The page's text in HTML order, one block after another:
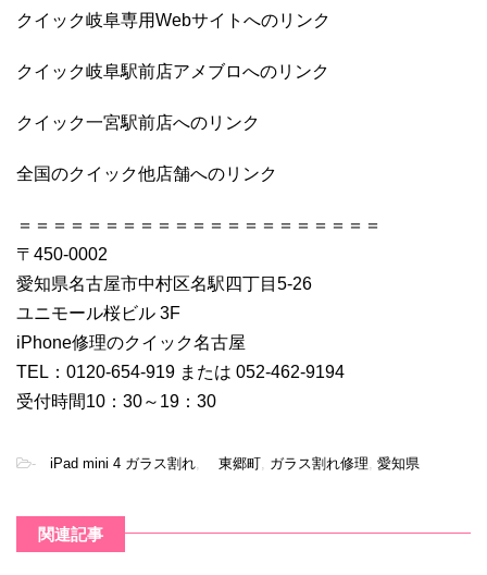
クイック岐阜専用Webサイトへのリンク
クイック岐阜駅前店アメブロへのリンク
クイック一宮駅前店へのリンク
全国のクイック他店舗へのリンク
＝＝＝＝＝＝＝＝＝＝＝＝＝＝＝＝＝＝＝＝＝
〒450-0002
愛知県名古屋市中村区名駅四丁目5-26
ユニモール桜ビル 3F
iPhone修理のクイック名古屋
TEL：0120-654-919 または 052-462-9194
受付時間10：30～19：30
- iPad mini 4 ガラス割れ 東郷町 ガラス割れ修理 愛知県
関連記事